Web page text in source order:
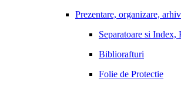
Prezentare, organizare,
Separatoare si Index,
Bibliorafturi
Folie de Protectie